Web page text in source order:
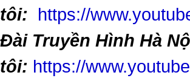
tôi:
https://
Đài Truyền Hình Hà
tôi: https://